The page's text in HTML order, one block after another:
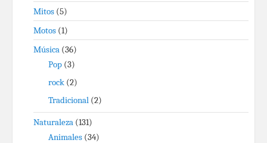
Mitos (5)
Motos (1)
Música (36)
Pop (3)
rock (2)
Tradicional (2)
Naturaleza (131)
Animales (34)